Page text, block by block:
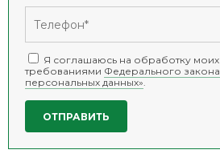
Я соглашаюсь на обработку моих
требованиями Федерального
персональных данных».